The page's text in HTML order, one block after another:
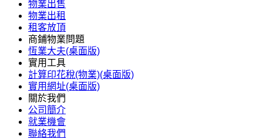
物業出售
物業出租
租客放頂
商鋪物業問題
恆業大夫(桌面版)
實用工具
計算印花稅(物業)(桌面版)
實用網址(桌面版)
關於我們
公司簡介
就業機會
聯絡我們